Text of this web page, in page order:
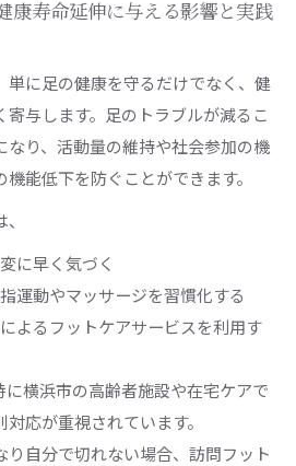
アを安心して任せる訪問サービ
フットケアで受けられる主なサポ
ア専門スタッフの資格や研修の
アの訪問型サービス料金と利用
ケアの保険適用と自費診療の違い
康寿命延伸に与える影響と実践
単に足の健康を守るだけでなく、健
与します。足のトラブルが減るこ
なり、活動量の維持や社会参加の機
能低下を防ぐことができます。
に早く気づく
運動やマッサージを習慣化する
よるフットケアサービスを利用す
に横浜市の高齢者施設や在宅ケアで
応が重視されています。
自分で切れない場合、訪問フット